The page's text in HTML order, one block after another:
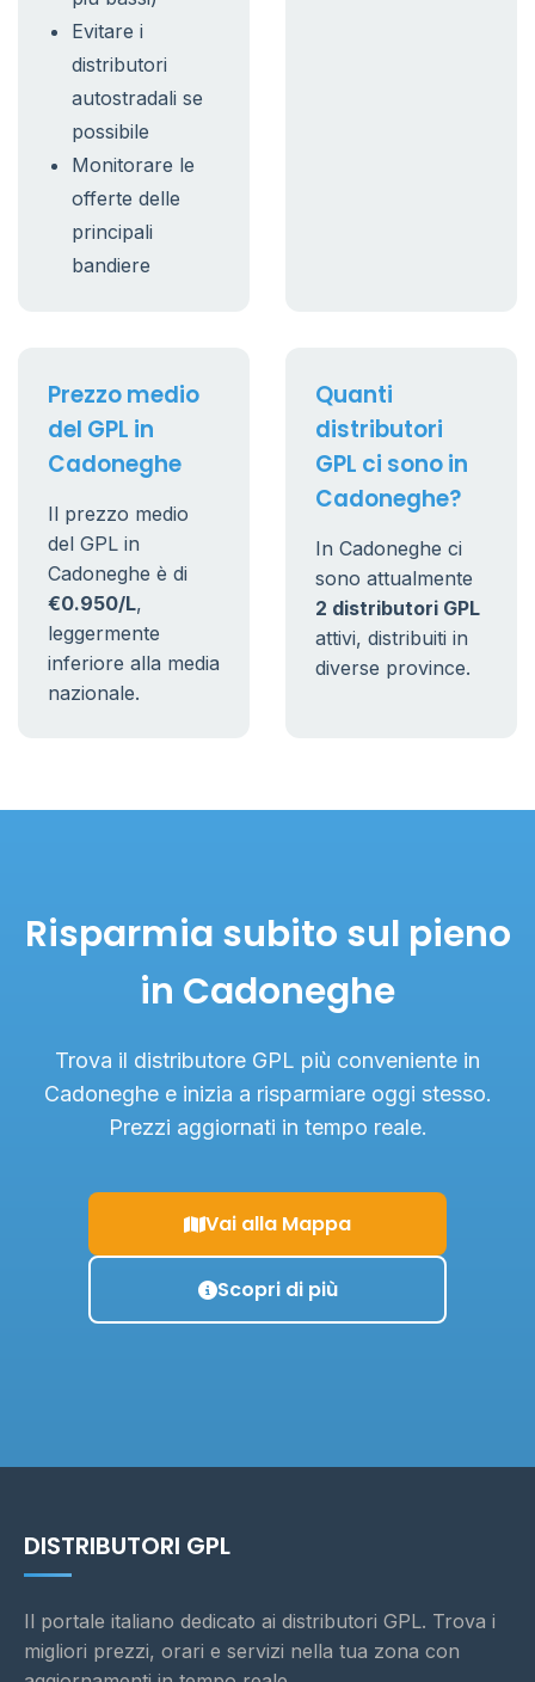
Evitare i
distributori
autostradali se
possibile
Monitorare le
offerte delle
principali
bandiere
Prezzo medio
del GPL in
Cadoneghe
Il prezzo medio
del GPL in
Cadoneghe è di
€0.950/L,
leggermente
inferiore alla media
nazionale.
Quanti
distributori
GPL ci sono in
Cadoneghe?
In Cadoneghe ci
sono attualmente
2 distributori GPL
attivi, distribuiti in
diverse province.
Risparmia subito sul pieno
in Cadoneghe
Trova il distributore GPL più conveniente in
Cadoneghe e inizia a risparmiare oggi stesso.
Prezzi aggiornati in tempo reale.
Vai alla Mappa
Scopri di più
DISTRIBUTORI GPL
Il portale italiano dedicato ai distributori GPL. Trova i
migliori prezzi, orari e servizi nella tua zona con